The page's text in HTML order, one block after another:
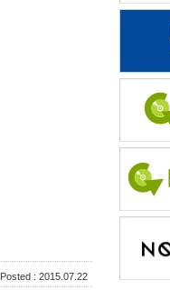
Posted : 2015.07.22